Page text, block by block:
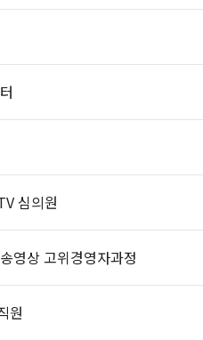
심의원
영상 고위경영자과정
원